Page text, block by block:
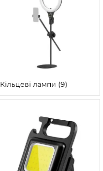
Кільцеві лампи (9)